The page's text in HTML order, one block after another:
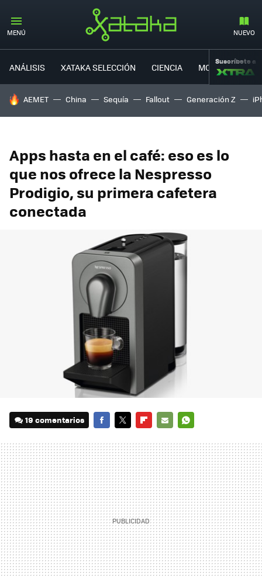
MENÚ NUEVO
ANÁLISIS XATAKA SELECCIÓN CIENCIA MOVILIDAD
Suscríbete a
HOY SE HABLA DE
AEMET China Sequía Fallout Generación Z
Apps hasta en el café: eso es lo
que nos ofrece la Nespresso
Prodigio, su primera cafetera
conectada
19 comentarios
MAIL